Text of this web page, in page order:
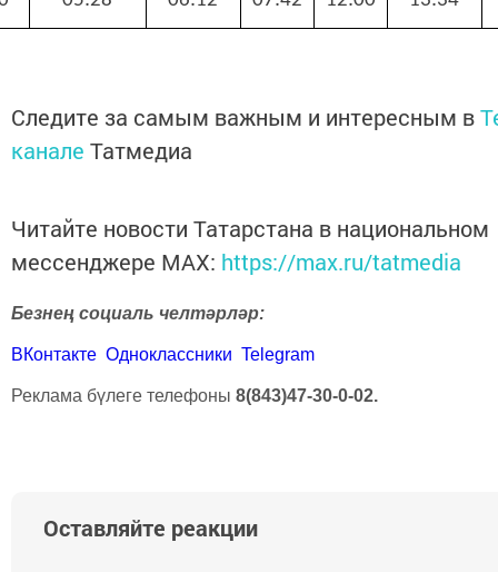
Следите за самым важным и интересным в
канале Татмедиа
Читайте новости Татарстана в национальном
мессенджере MАХ: https://max.ru/tatmedia
Безнең социаль челтәрләр:
ВКонтакте Одноклассники Telegram
Реклама бүлеге телефоны 8(843)47-30-0-02.
Оставляйте реакции